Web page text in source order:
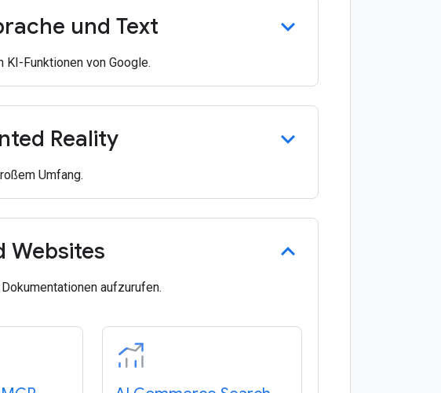
und Text
Funktionen von Google.
Reality
Umfang.
Websites
aufzurufen.